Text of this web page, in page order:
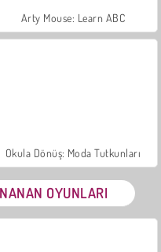
Arty Mouse: Learn ABC
Okula Dönüş: Moda Tutkunları
OYUNLARI